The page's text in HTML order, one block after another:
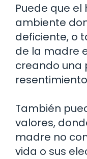
Puede que
ambiente
deficiente, o
de la madre
creando una
También
valores,
madre no
vida o sus